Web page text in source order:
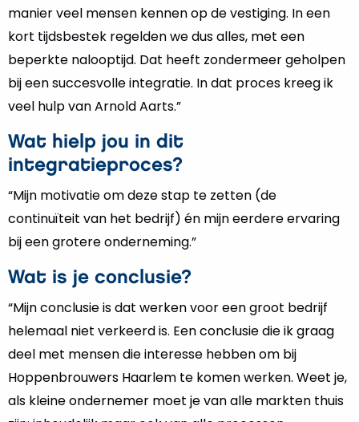
manier veel mensen kennen op de vestiging. In een
kort tijdsbestek regelden we dus alles, met een
beperkte nalooptijd. Dat heeft zondermeer geholpen
bij een succesvolle integratie. In dat proces kreeg ik
veel hulp van Arnold Aarts.”
Wat hielp jou in dit
integratieproces?
“Mijn motivatie om deze stap te zetten (de
continuïteit van het bedrijf) én mijn eerdere ervaring
bij een grotere onderneming.”
Wat is je conclusie?
“Mijn conclusie is dat werken voor een groot bedrijf
helemaal niet verkeerd is. Een conclusie die ik graag
deel met mensen die interesse hebben om bij
Hoppenbrouwers Haarlem te komen werken. Weet je,
als kleine ondernemer moet je van alle markten thuis